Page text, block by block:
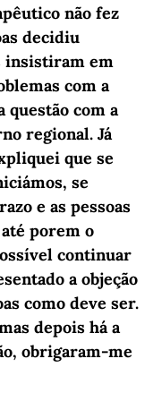
não fez
decidiu
insistiram em
com a
questão com a
regional. Já
que se
se
e as pessoas
porem o
continuar
a objeção
como deve ser.
depois há a
obrigaram-me